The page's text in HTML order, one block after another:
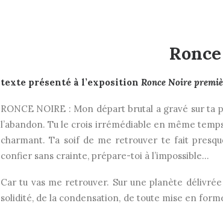
texte présenté à l’exposition Ronce Noire
RONCE NOIRE : Mon départ brutal a gravé sur
l’abandon. Tu le crois irrémédiable en même
charmant. Ta soif de me retrouver te fait
confier sans crainte, prépare-toi à l’impossible…
Car tu vas me retrouver. Sur une planète
solidité, de la condensation, de toute mise en